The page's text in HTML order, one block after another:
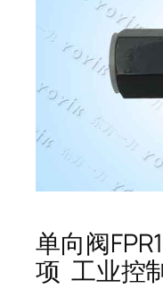
单向阀
项 工业控